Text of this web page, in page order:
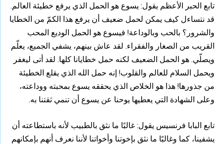
تابع الحبر الأعظم يقول: يسوع هو الحمل الذي يرفع خطيئة العالم.
قد نتساءل كيف يمكن لحمل ضعيف أن يرفع هذا الكمّ من الخطايا
والشرور؟ بالحب وبالوداعة! فيسوع هو الحمل الوديع المحب
القريب من الصغار والفقراء. لقد عاش بينهم، يشفي الجميع، يعلّم
ويصلّي. هو الحمل الضعيف لكنه حمل خطايانا كلها. لقد أتى ليغفر
ويحمل السلام للعالم والقلوب! إنه حمل الله الذي يقلع الخطيئة
من جذورها! هذا هو الخلاص الذي يحققه يسوع بمحبته ووداعته،
وعلى الشهادة التي يعطيها يوحنا عن يسوع أن تنمي ثقتنا به.
تابع البابا فرنسيس يقول: غالبًا ما نثق بالطبيب لأنه باستطاعته أن
يشفينا، كما وغالبًا ما نثق بإخوتنا وأخواتنا لأننا نعرف أنهم بإمكانهم